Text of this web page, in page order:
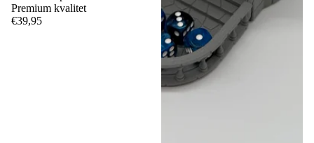
Premium kvalitet
€39,95